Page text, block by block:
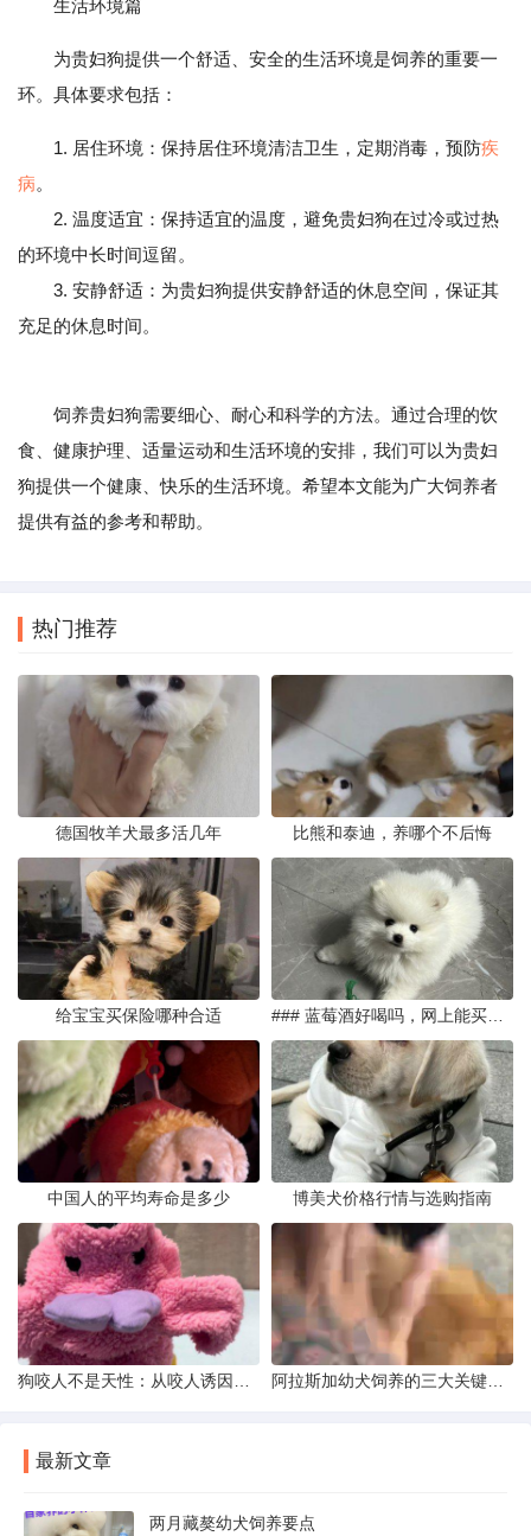
生活环境篇
为贵妇狗提供一个舒适、安全的生活环境是饲养的重要一
环。具体要求包括：
1. 居住环境：保持居住环境清洁卫生，定期消毒，预防疾
病。
2. 温度适宜：保持适宜的温度，避免贵妇狗在过冷或过热
的环境中长时间逗留。
3. 安静舒适：为贵妇狗提供安静舒适的休息空间，保证其
充足的休息时间。
饲养贵妇狗需要细心、耐心和科学的方法。通过合理的饮
食、健康护理、适量运动和生活环境的安排，我们可以为贵妇
狗提供一个健康、快乐的生活环境。希望本文能为广大饲养者
提供有益的参考和帮助。
热门推荐
德国牧羊犬最多活几年 比熊和泰迪，养哪个不后悔
给宝宝买保险哪种合适
中国人的平均寿命是多少 博美犬价格行情与选购指南
最新文章
两月藏獒幼犬饲养要点